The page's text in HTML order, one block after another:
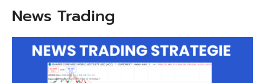
News Trading